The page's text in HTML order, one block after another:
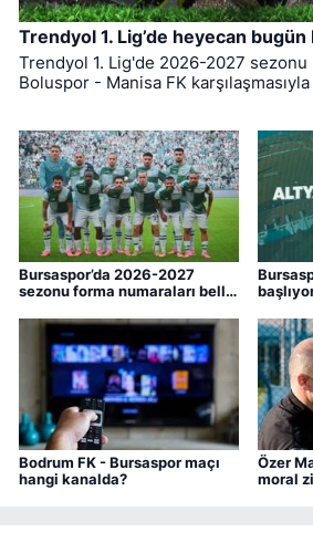
Trendyol 1. Lig’de heyecan bugün
Trendyol 1. Lig'de 2026-2027 sezonu
Boluspor - Manisa FK
Bursaspor’da 2026-2027
sezonu forma numaraları belli
Bodrum FK - Bursaspor maçı
hangi kanalda?
Özer
moral